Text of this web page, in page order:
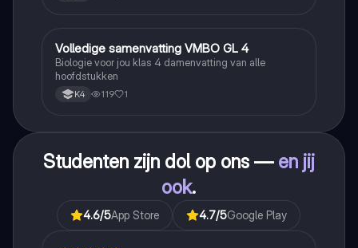
Biologie
Volledige samenvatting VMBO GL 4
Biologie voor jou klas 4 damenvatting van alle
hoofdstukken
K4 119 1
Studenten zijn dol op ons — en jij
ook.
4.6/5App Store 4.7/5Google Play